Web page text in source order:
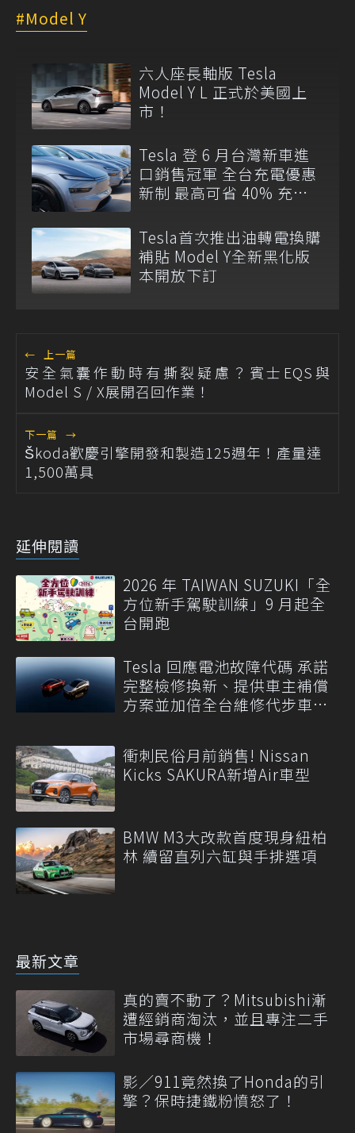
Model Y
六人座長軸版 Tesla
Model Y L 正式於美國上
市！
Tesla 登 6 月台灣新車進
口銷售冠軍 全台充電優惠
新制 最高可省 40% 充電
Tesla首次推出油轉電換購
補貼 Model Y全新黑化版
本開放下訂
← 上一篇
安全氣囊作動時有撕裂疑慮？賓士EQS與
Model S / X展開召回作業！
下一篇 →
Škoda歡慶引擎開發和製造125週年！產量達
1,500萬具
延伸閱讀
2026 年 TAIWAN SUZUKI「全
方位新手駕駛訓練」9 月起全
台開跑
Tesla 回應電池故障代碼 承諾
完整檢修換新、提供車主補償
方案並加倍全台維修代步車數
衝刺民俗月前銷售! Nissan
Kicks SAKURA新增Air車型
BMW M3大改款首度現身紐柏
林 續留直列六缸與手排選項
最新文章
真的賣不動了？Mitsubishi漸
遭經銷商淘汰，並且專注二手
市場尋商機！
影／911竟然換了Honda的引
擎？保時捷鐵粉憤怒了！